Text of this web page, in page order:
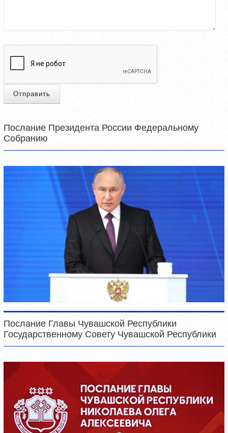
Отправить
Послание Президента России Федеральному
Собранию
Послание Главы Чувашской Республики
Государственному Совету Чувашской Республики